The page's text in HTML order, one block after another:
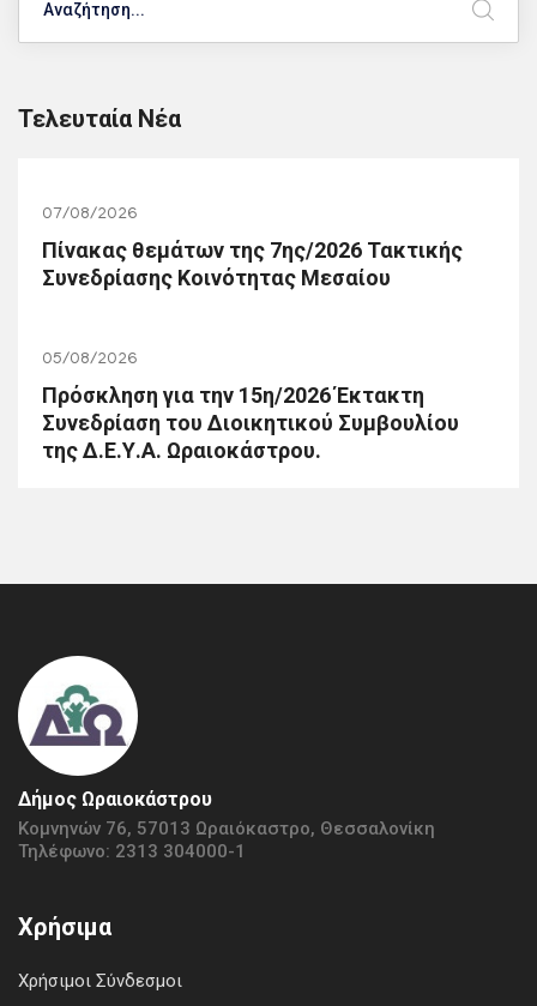
Τελευταία Νέα
07/08/2026
Πίνακας θεμάτων της 7ης/2026 Τακτικής
Συνεδρίασης Κοινότητας Μεσαίου
05/08/2026
Πρόσκληση για την 15η/2026 Έκτακτη
Συνεδρίαση του Διοικητικού Συμβουλίου
της Δ.Ε.Υ.Α. Ωραιοκάστρου.
Δήμος Ωραιοκάστρου
Κομνηνών 76, 57013 Ωραιόκαστρο, Θεσσαλονίκη
Τηλέφωνο: 2313 304000-1
Χρήσιμα
Χρήσιμοι Σύνδεσμοι